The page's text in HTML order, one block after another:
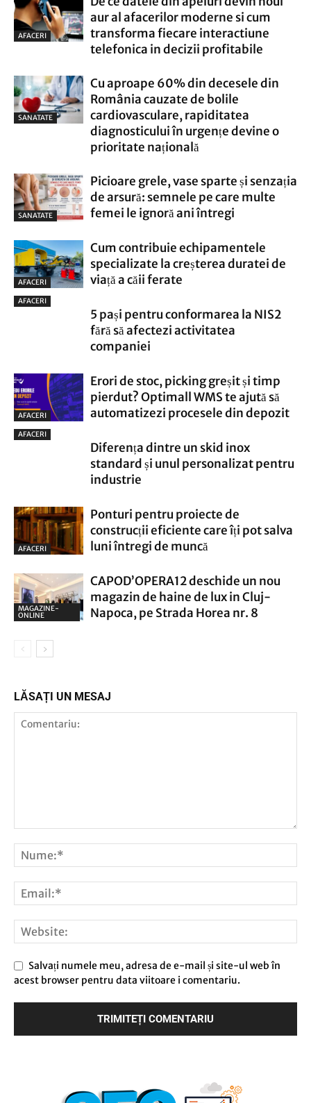
AFACERI
aur al afacerilor moderne si cum
transforma fiecare interactiune
telefonica in decizii profitabile
SANATATE
Cu aproape 60% din decesele din
România cauzate de bolile
cardiovasculare, rapiditatea
diagnosticului în urgențe devine o
prioritate națională
SANATATE
Picioare grele, vase sparte și senzația
de arsură: semnele pe care multe
femei le ignoră ani întregi
AFACERI
Cum contribuie echipamentele
specializate la creșterea duratei de
viață a căii ferate
AFACERI
5 pași pentru conformarea la NIS2
fără să afectezi activitatea
companiei
AFACERI
Erori de stoc, picking greșit și timp
pierdut? Optimall WMS te ajută să
automatizezi procesele din depozit
AFACERI
Diferența dintre un skid inox
standard și unul personalizat pentru
industrie
AFACERI
Ponturi pentru proiecte de
construcții eficiente care îți pot salva
luni întregi de muncă
MAGAZINE-
ONLINE
CAPOD’OPERA12 deschide un nou
magazin de haine de lux in Cluj-
Napoca, pe Strada Horea nr. 8
LĂSAȚI UN MESAJ
Salvați numele meu, adresa de e-mail și site-ul web în
acest browser pentru data viitoare i comentariu.